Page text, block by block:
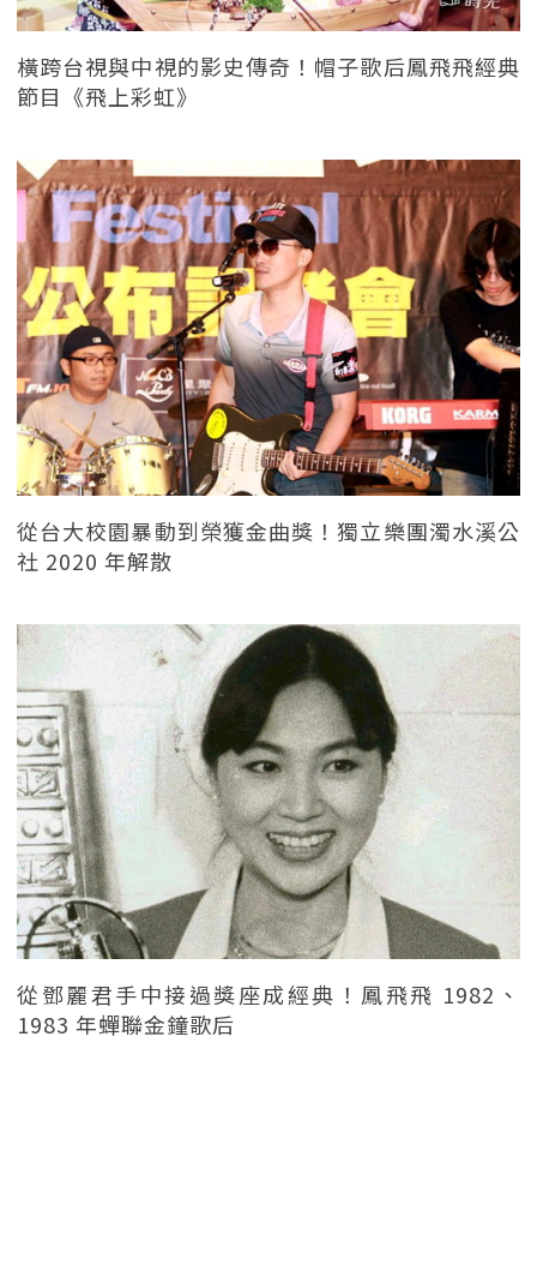
橫跨台視與中視的影史傳奇！帽子歌后鳳飛飛經典
節目《飛上彩虹》
從台大校園暴動到榮獲金曲獎！獨立樂團濁水溪公
社 2020 年解散
從鄧麗君手中接過獎座成經典！鳳飛飛 1982、
1983 年蟬聯金鐘歌后